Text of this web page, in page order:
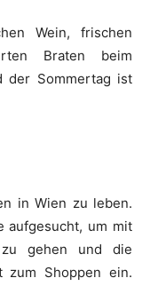
Wein, frischen
Braten beim
der Sommertag ist
in Wien zu leben.
aufgesucht, um mit
gehen und die
zum Shoppen ein.